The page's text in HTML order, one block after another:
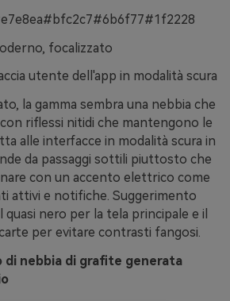
focalizzato
utente dell'app in modalità scura
la gamma sembra una nebbia che
riflessi nitidi che mantengono le
alle interfacce in modalità scura in
da passaggi sottili piuttosto che
con un accento elettrico come
attivi e notifiche. Suggerimento
quasi nero per la tela principale e il
per evitare contrasti fangosi.
di nebbia di grafite generata